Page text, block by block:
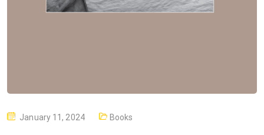
P
January 11, 2024 Books